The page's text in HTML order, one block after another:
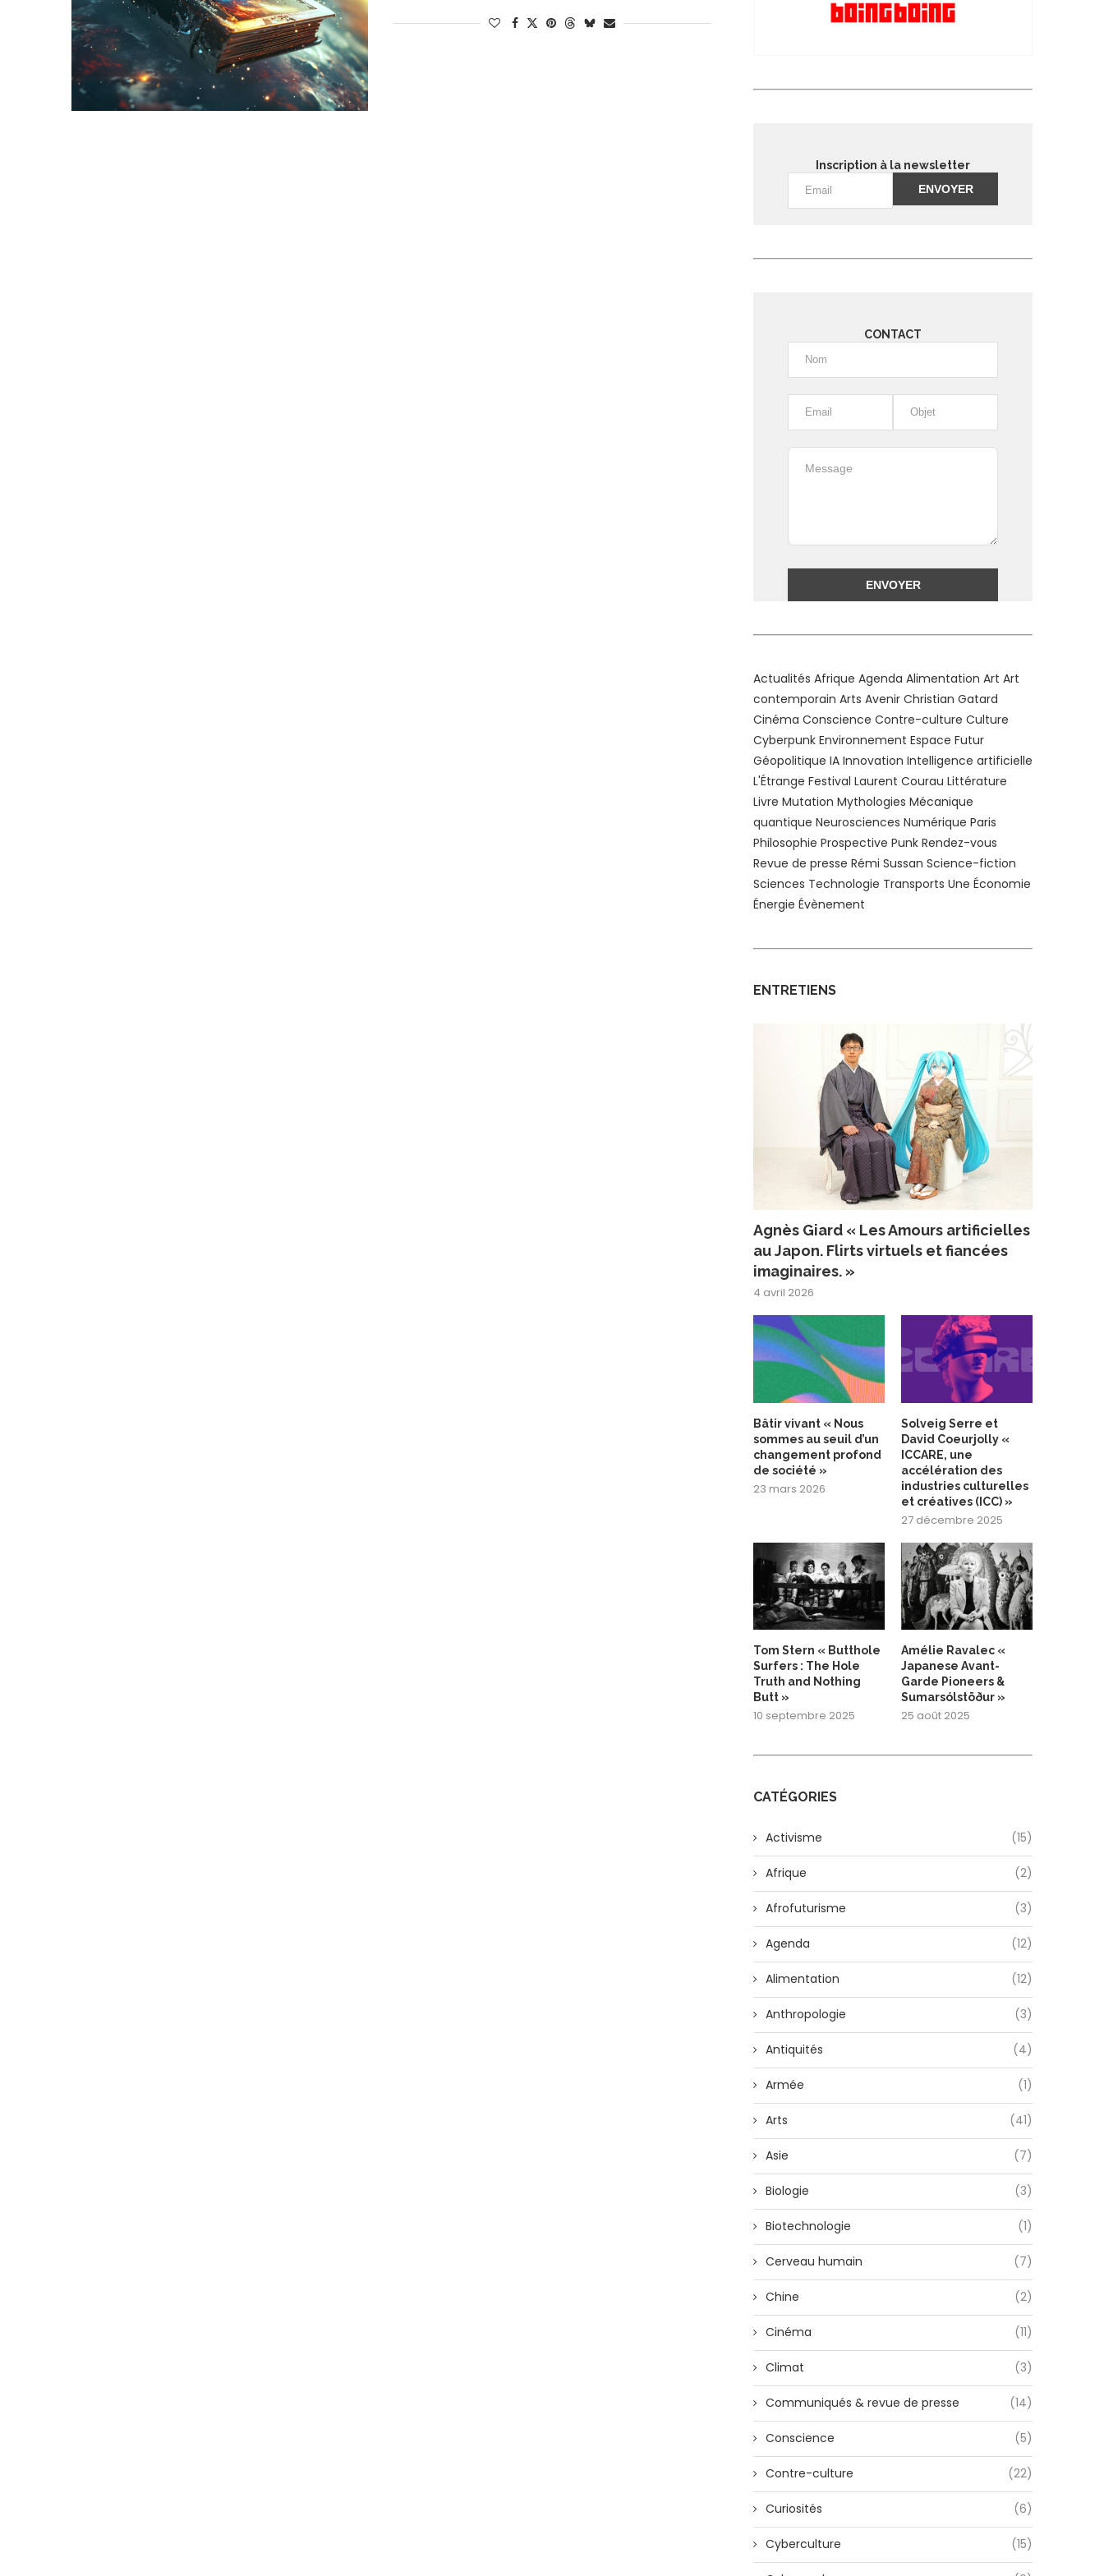
Inscription à la newsletter
CONTACT
Actualités Afrique Agenda Alimentation Art Art
contemporain Arts Avenir Christian Gatard
Cinéma Conscience Contre-culture Culture
Cyberpunk Environnement Espace Futur
Géopolitique IA Innovation Intelligence artificielle
L'Étrange Festival Laurent Courau Littérature
Livre Mutation Mythologies Mécanique
quantique Neurosciences Numérique Paris
Philosophie Prospective Punk Rendez-vous
Revue de presse Rémi Sussan Science-fiction
Sciences Technologie Transports Une Économie
Énergie Évènement
ENTRETIENS
Agnès Giard « Les Amours artificielles
au Japon. Flirts virtuels et fiancées
imaginaires. »
4 avril 2026
Bâtir vivant « Nous
sommes au seuil d’un
changement profond
de société »
23 mars 2026
Solveig Serre et
David Coeurjolly «
ICCARE, une
accélération des
industries culturelles
et créatives (ICC) »
27 décembre 2025
Tom Stern « Butthole
Surfers : The Hole
Truth and Nothing
Butt »
10 septembre 2025
Amélie Ravalec «
Japanese Avant-
Garde Pioneers &
Sumarsólstöður »
25 août 2025
CATÉGORIES
Activisme (15)
Afrique (2)
Afrofuturisme (3)
Agenda (12)
Alimentation (12)
Anthropologie (3)
Antiquités (4)
Armée (1)
Arts (41)
Asie (7)
Biologie (3)
Biotechnologie (1)
Cerveau humain (7)
Chine (2)
Cinéma (11)
Climat (3)
Communiqués & revue de presse (14)
Conscience (5)
Contre-culture (22)
Curiosités (6)
Cyberculture (15)